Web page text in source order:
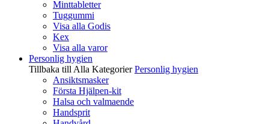
Minttabletter
Tuggummi
Visa alla Godis
Kex
Visa alla varor
Personlig hygien
Tillbaka till Alla Kategorier Personlig hygien
Ansiktsmasker
Första Hjälpen-kit
Halsa och valmaende
Handsprit